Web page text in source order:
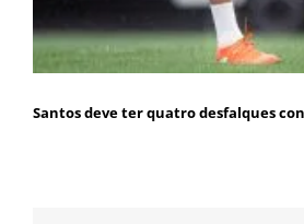
Santos deve ter quatro desfalques